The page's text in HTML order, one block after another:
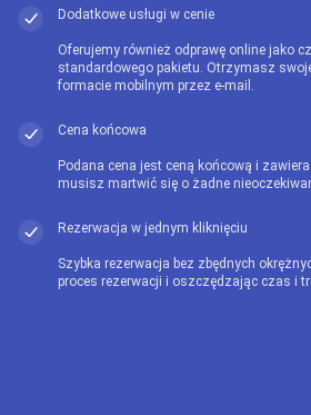
Dodatkowe usługi w cenie
Oferujemy również odprawę online jako
standardowego pakietu. Otrzymasz
formacie mobilnym przez e-mail.
Cena końcowa
Podana cena jest ceną końcową i
musisz martwić się o żadne
Rezerwacja w jednym kliknięciu
Szybka rezerwacja bez zbędnych
proces rezerwacji i oszczędzając czas i